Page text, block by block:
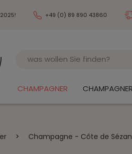
+49 (0) 89 890 43860
CHAMPAGNER
> Champagne - Côte de